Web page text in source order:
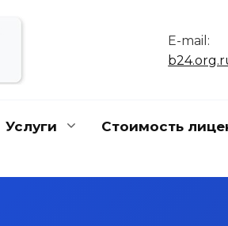
E-mail:
Услуги Стоимость